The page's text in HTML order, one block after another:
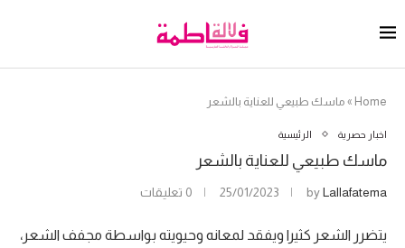
Home
» ماسك طبيعي للعناية بالشعر
اخبار حصرية الرئيسية
ماسك طبيعي للعناية بالشعر
byLallafatema
25/01/2023 0 تعليقات
يتضرر الشعر كثيرا ويفقد لمعانه وحيويته بواسطة مجفف الشعر،